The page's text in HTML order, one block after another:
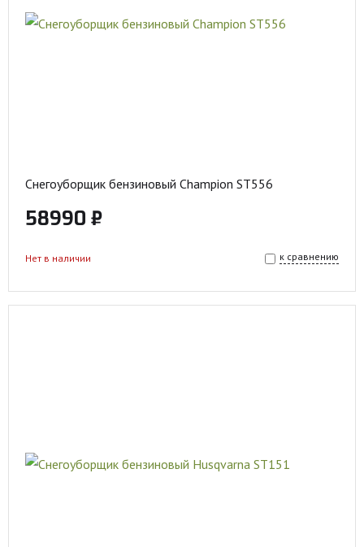
Снегоуборщик бензиновый Champion ST556
58990 ₽
к сравнению
Нет в наличии